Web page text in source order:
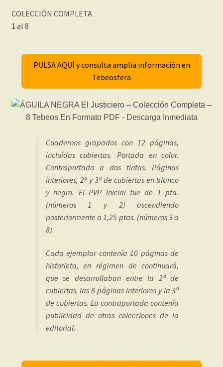
COLECCIÓN COMPLETA
1 al 8
PULSA AQUÍ y consulta amplia información en
Tebeosfera
Cuadernos grapados con 12 páginas,
incluídas cubiertas. Portada en color.
Contraportada a dos tintas. Páginas
interiores, 2ª y 3ª de cubiertas en blanco
y negro. El PVP inicial fue de 1 pta.
(números 1 y 2) ascendiendo
posteriormente a 1,25 ptas. (números 3 a
8).
Cada ejemplar contenía 10 páginas de
historieta, en régimen de continuará,
que se desarrollaban entre la 2ª de
cubiertas, las 8 páginas interiores y la 3ª
de cubiertas. La contraportada contenía
publicidad de otras colecciones de la
editorial.